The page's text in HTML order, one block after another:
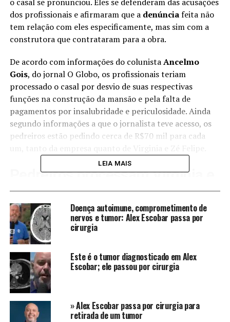
dos profissionais e afirmaram que a denúnciafeita não
tem relação com eles especificamente, mas sim com a
construtora que contrataram para a obra.
De acordo com informações do colunistaAncelmo
Gois, do jornal O Globo, os profissionais teriam
processado o casal por desvio de suas respectivas
funções na construção da mansão e pela falta de
pagamentos por insalubridade e periculosidade. Ainda
segundo informações a que o jornalista teve acesso, os
pedreiros estão pedindo cerca de R$70 mil para cada
Pedreiros processam Virginia e
Zé Felipe por suposta falta de
pagamento
Nas alegações, os profissionais teriam dito que
começaram a perceber
salários, além de não terem recebido pelas horas extras
de trabalho. O processo judicial se refere à construção
da nova mansão do casal, que tem sete mil metros
quadrados e está localizada em um condomínio luxuoso
em Goiânia, Goiás.
LEIA MAIS
Doença autoimune, comprometimento de
nervos e tumor: Alex Escobar passa por
cirurgia
Este é o tumor diagnosticado em Alex
Escobar; ele passou por cirurgia
» Alex Escobar passa por cirurgia para
retirada de um tumor